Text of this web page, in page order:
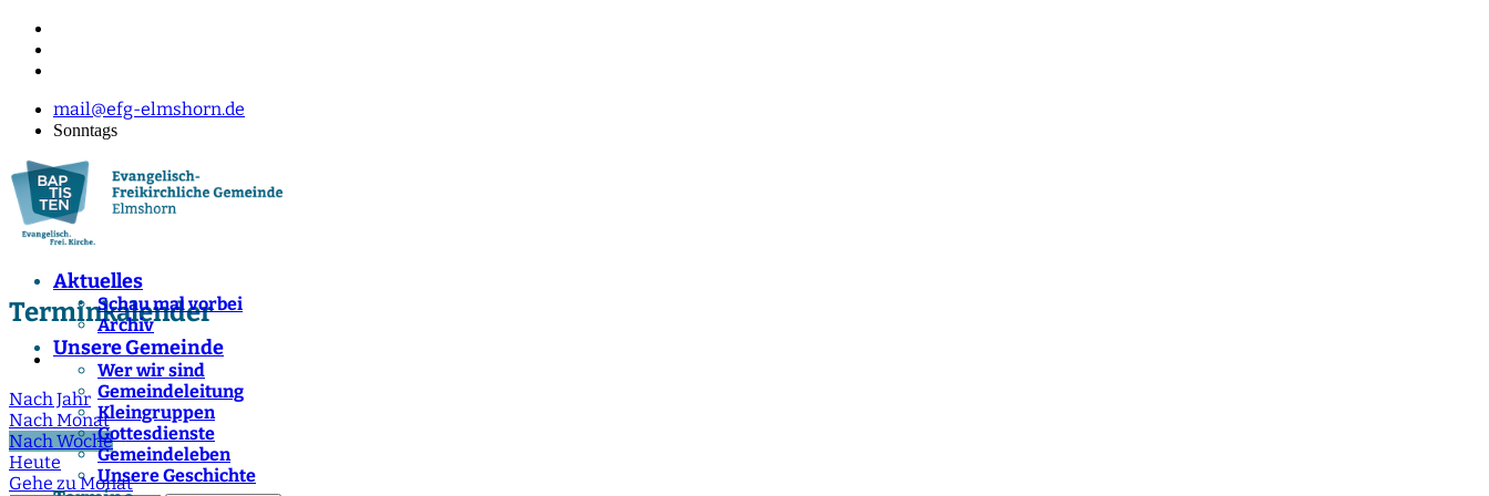
mail@efg-elmshorn.de
Sonntags
Aktuelles
Schau mal vorbei
Archiv
Unsere Gemeinde
Wer wir sind
Gemeindeleitung
Kleingruppen
Gottesdienste
Gemeindeleben
Unsere Geschichte
Terminkalender
Nach Jahr
Nach Monat
Nach Woche
Heute
Gehe zu Monat